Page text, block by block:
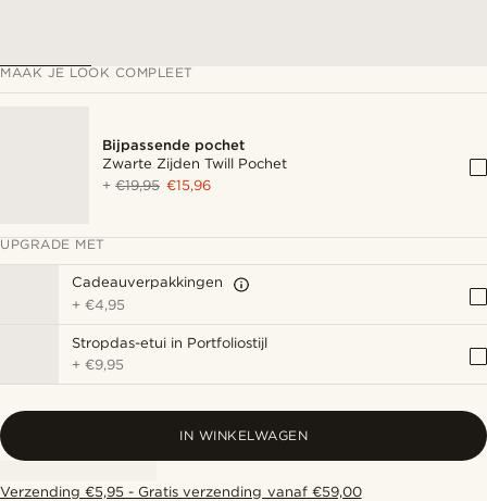
MAAK JE LOOK COMPLEET
Bijpassende pochet
Zwarte Zijden Twill Pochet
+€19,95 €15,96
UPGRADE MET
Cadeauverpakkingen
+€4,95
Stropdas-etui in Portfoliostijl
+€9,95
IN WINKELWAGEN
Verzending €5,95 - Gratis verzending vanaf €59,00